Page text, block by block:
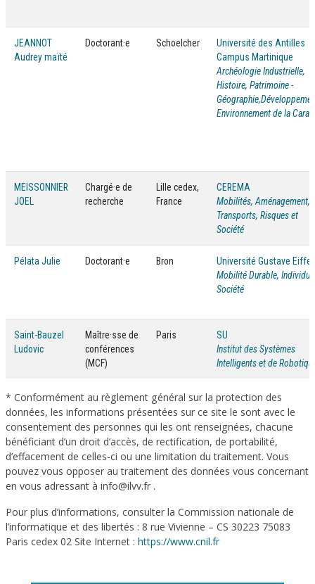
JEANNOT
Audrey maïté
Doctorant·e Schoelcher
Université des Antilles
Campus Martinique
Archéologie Industrielle,
Histoire, Patrimoine -
Environnement de la
MEISSONNIER
JOEL
Chargé·e de
recherche
Lille cedex,
France
CEREMA
Mobilités, Aménagement,
Transports, Risques et
Société
Pélata Julie Doctorant·e Bron
Université Gustave Eiffel
Mobilité Durable, Individu,
Société
Saint-Bauzel
Ludovic
Maître·sse de
conférences
(MCF)
Paris
SU
Institut des Systèmes
Intelligents et de
* Conformément au règlement général sur la protection des
données, les informations présentées sur ce site le sont avec le
consentement des personnes qui les ont renseignées, chacune
bénéficiant d’un droit d’accès, de rectification, de portabilité,
d’effacement de celles-ci ou une limitation du traitement. Vous
pouvez vous opposer au traitement des données vous concernant
en vous adressant à info@ilvv.fr .
Pour plus d’informations, consulter la Commission nationale de
l’informatique et des libertés : 8 rue Vivienne – CS 30223 75083
Paris cedex 02 Site Internet : https://www.cnil.fr